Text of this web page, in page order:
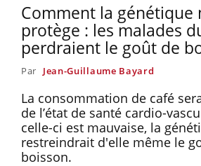
Comment la génétique
protège : les malades
perdraient le goût de
Par Jean-Guillaume Bayard
La consommation de café
de l’état de santé cardio-
celle-ci est mauvaise, la
restreindrait d'elle même le
boisson.